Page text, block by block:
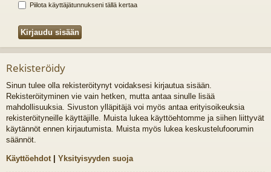
Piilota käyttäjätunnukseni tällä kertaa
Rekisteröidy
Sinun tulee olla rekisteröitynyt voidaksesi kirjautua sisään.
Rekisteröityminen vie vain hetken, mutta antaa sinulle lisää
mahdollisuuksia. Sivuston ylläpitäjä voi myös antaa erityisoikeuksia
rekisteröityneille käyttäjille. Muista lukea käyttöehtomme ja siihen liittyvät
käytännöt ennen kirjautumista. Muista myös lukea keskustelufoorumin
säännöt.
Käyttöehdot | Yksityisyyden suoja